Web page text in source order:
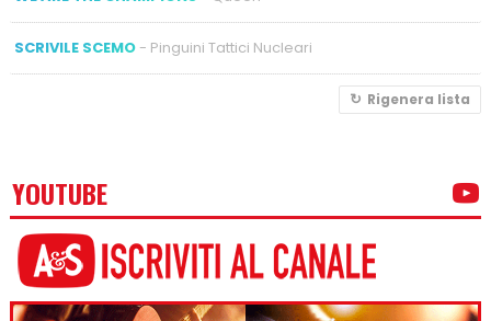
SCRIVILE SCEMO- Pinguini Tattici Nucleari
Rigenera lista
YOUTUBE